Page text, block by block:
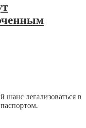
шанс легализоваться в